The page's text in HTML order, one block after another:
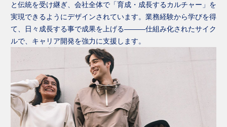
と伝統を受け継ぎ、会社全体で「育成・成長するカルチャー」を
実現できるようにデザインされています。業務経験から学びを得
て、日々成長する事で成果を上げる―――仕組み化されたサイク
ルで、キャリア開発を強力に支援します。